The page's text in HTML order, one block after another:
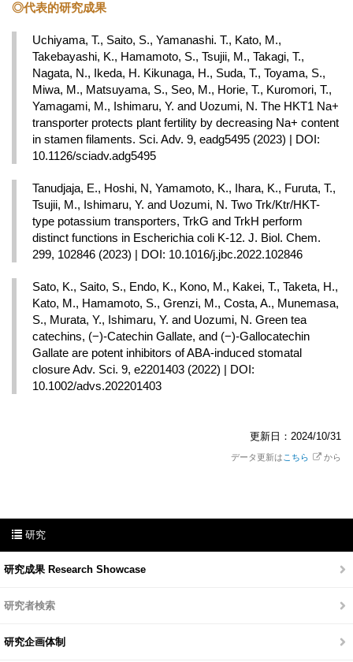
◎代表的研究成果
Uchiyama, T., Saito, S., Yamanashi. T., Kato, M.,
Takebayashi, K., Hamamoto, S., Tsujii, M., Takagi, T.,
Nagata, N., Ikeda, H. Kikunaga, H., Suda, T., Toyama, S.,
Miwa, M., Matsuyama, S., Seo, M., Horie, T., Kuromori, T.,
Yamagami, M., Ishimaru, Y. and Uozumi, N. The HKT1 Na+
transporter protects plant fertility by decreasing Na+ content
in stamen filaments. Sci. Adv. 9, eadg5495 (2023) | DOI:
10.1126/sciadv.adg5495
Tanudjaja, E., Hoshi, N, Yamamoto, K., Ihara, K., Furuta, T.,
Tsujii, M., Ishimaru, Y. and Uozumi, N. Two Trk/Ktr/HKT-
type potassium transporters, TrkG and TrkH perform
distinct functions in Escherichia coli K-12. J. Biol. Chem.
299, 102846 (2023) | DOI: 10.1016/j.jbc.2022.102846
Sato, K., Saito, S., Endo, K., Kono, M., Kakei, T., Taketa, H.,
Kato, M., Hamamoto, S., Grenzi, M., Costa, A., Munemasa,
S., Murata, Y., Ishimaru, Y. and Uozumi, N. Green tea
catechins, (−)-Catechin Gallate, and (−)-Gallocatechin
Gallate are potent inhibitors of ABA-induced stomatal
closure Adv. Sci. 9, e2201403 (2022) | DOI:
10.1002/advs.202201403
更新日：2024/10/31
データ更新は こちら から
研究
研究成果 Research Showcase
研究者検索
研究企画体制